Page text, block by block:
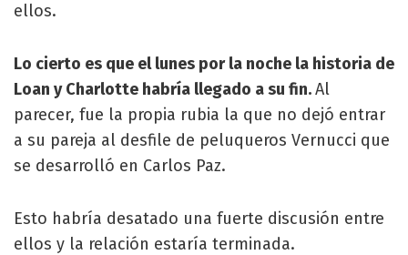
ellos.
Lo cierto es que el lunes por la noche la historia de
Loan y Charlotte habría llegado a su fin.Al
parecer, fue la propia rubia la que no dejó entrar
a su pareja al desfile de peluqueros Vernucci que
se desarrolló en Carlos Paz.
Esto habría desatado una fuerte discusión entre
ellos y la relación estaría terminada.